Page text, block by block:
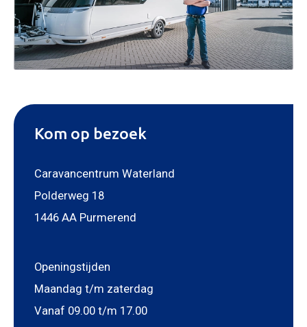
Kom op bezoek
Caravancentrum Waterland
Polderweg 18
1446 AA Purmerend
Openingstijden
Maandag t/m zaterdag
Vanaf 09.00 t/m 17.00